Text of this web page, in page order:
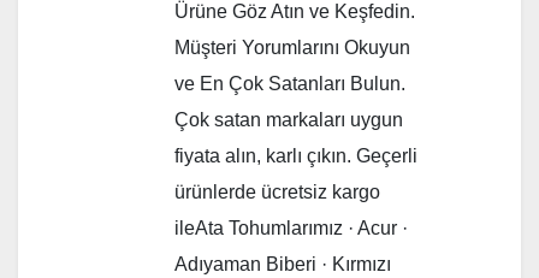
Ürüne Göz Atın ve Keşfedin.
Müşteri Yorumlarını Okuyun
ve En Çok Satanları Bulun.
Çok satan markaları uygun
fiyata alın, karlı çıkın. Geçerli
ürünlerde ücretsiz kargo
ileAta Tohumlarımız · Acur ·
Adıyaman Biberi · Kırmızı